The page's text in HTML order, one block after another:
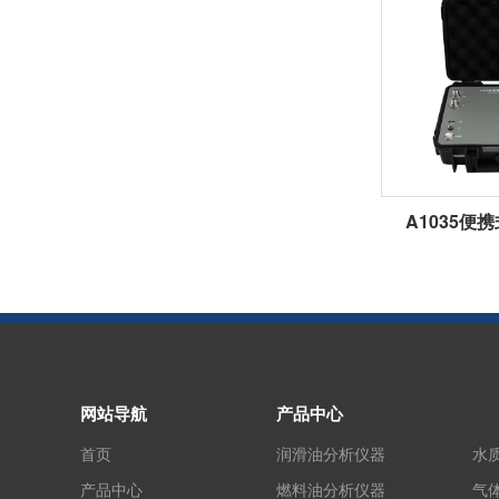
A1035便
网站导航
首页
产品中心
产品中心
润滑油分析仪器
燃料油分析仪器
水
气